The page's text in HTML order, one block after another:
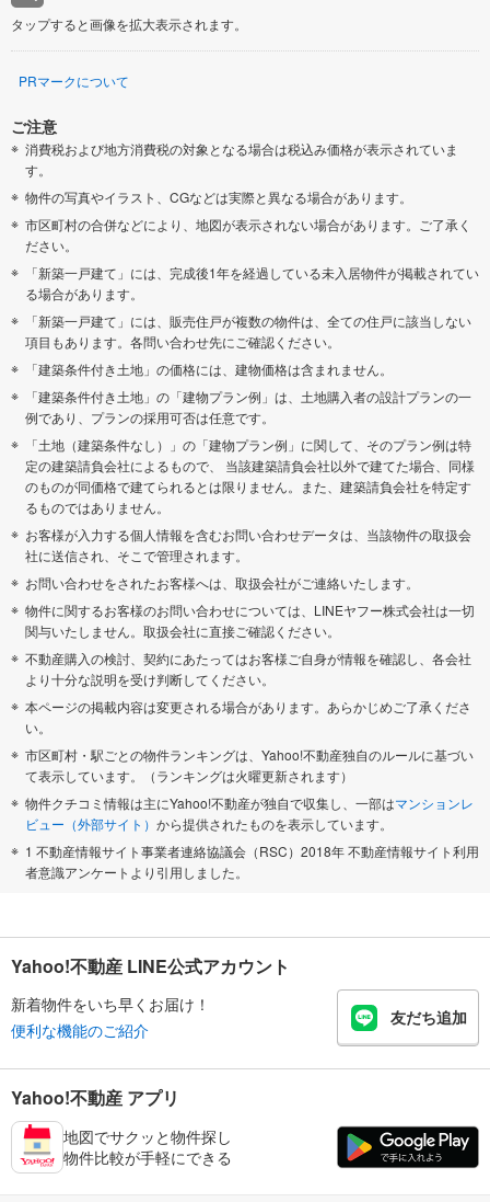
タップすると画像を拡大表示されます。
PRマークについて
ご注意
消費税および地方消費税の対象となる場合は税込み価格が表示されていま
す。
物件の写真やイラスト、CGなどは実際と異なる場合があります。
市区町村の合併などにより、地図が表示されない場合があります。ご了承く
ださい。
「新築一戸建て」には、完成後1年を経過している未入居物件が掲載されてい
る場合があります。
「新築一戸建て」には、販売住戸が複数の物件は、全ての住戸に該当しない
項目もあります。各問い合わせ先にご確認ください。
「建築条件付き土地」の価格には、建物価格は含まれません。
「建築条件付き土地」の「建物プラン例」は、土地購入者の設計プランの一
例であり、プランの採用可否は任意です。
「土地（建築条件なし）」の「建物プラン例」に関して、そのプラン例は特
定の建築請負会社によるもので、 当該建築請負会社以外で建てた場合、同様
のものが同価格で建てられるとは限りません。また、建築請負会社を特定す
るものではありません。
お客様が入力する個人情報を含むお問い合わせデータは、当該物件の取扱会
社に送信され、そこで管理されます。
お問い合わせをされたお客様へは、取扱会社がご連絡いたします。
物件に関するお客様のお問い合わせについては、LINEヤフー株式会社は一切
関与いたしません。取扱会社に直接ご確認ください。
不動産購入の検討、契約にあたってはお客様ご自身が情報を確認し、各会社
より十分な説明を受け判断してください。
本ページの掲載内容は変更される場合があります。あらかじめご了承くださ
い。
市区町村・駅ごとの物件ランキングは、Yahoo!不動産独自のルールに基づい
て表示しています。（ランキングは火曜更新されます）
物件クチコミ情報は主にYahoo!不動産が独自で収集し、一部はマンションレ
ビュー（外部サイト） から提供されたものを表示しています。
1 不動産情報サイト事業者連絡協議会（RSC）2018年 不動産情報サイト利用
者意識アンケートより引用しました。
Yahoo!不動産 LINE公式アカウント
新着物件をいち早くお届け！
便利な機能のご紹介
友だち追加
Yahoo!不動産 アプリ
地図でサクッと物件探し
物件比較が手軽にできる